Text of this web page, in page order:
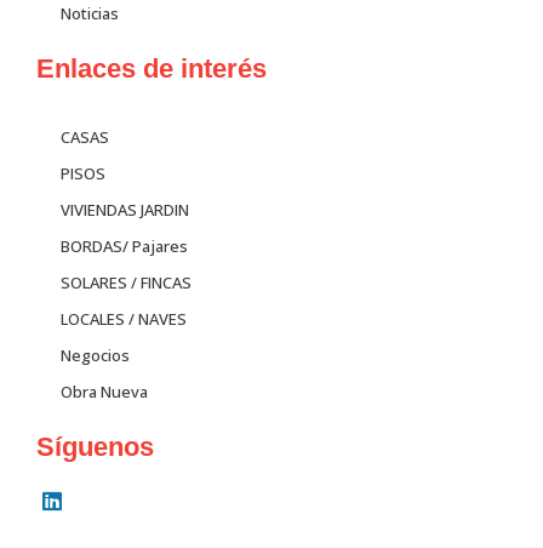
Noticias
Enlaces de interés
CASAS
PISOS
VIVIENDAS JARDIN
BORDAS/ Pajares
SOLARES / FINCAS
LOCALES / NAVES
Negocios
Obra Nueva
Síguenos
L
i